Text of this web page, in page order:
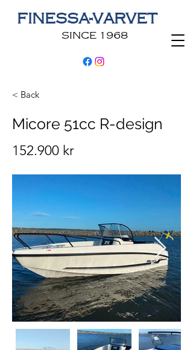
SINCE 1968
FINESSA-VARVET
< Back
Micore 51cc R-design
152.900 kr